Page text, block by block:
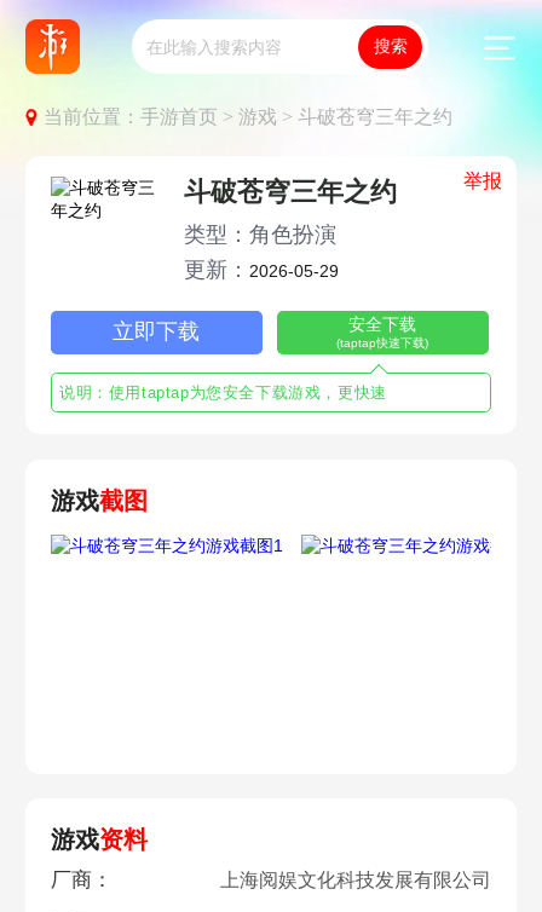
当前位置：手游首页 >游戏 >斗破苍穹三年之约
举报
斗破苍穹三年之约
类型：角色扮演
更新：2026-05-29
立即下载 安全下载
(taptap快速下载)
说明：使用taptap为您安全下载游戏，更快速
游戏截图
游戏资料
厂商： 上海阅娱文化科技发展有限公司